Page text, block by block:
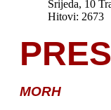
Srijeda, 10
Hitovi: 2673
MORH